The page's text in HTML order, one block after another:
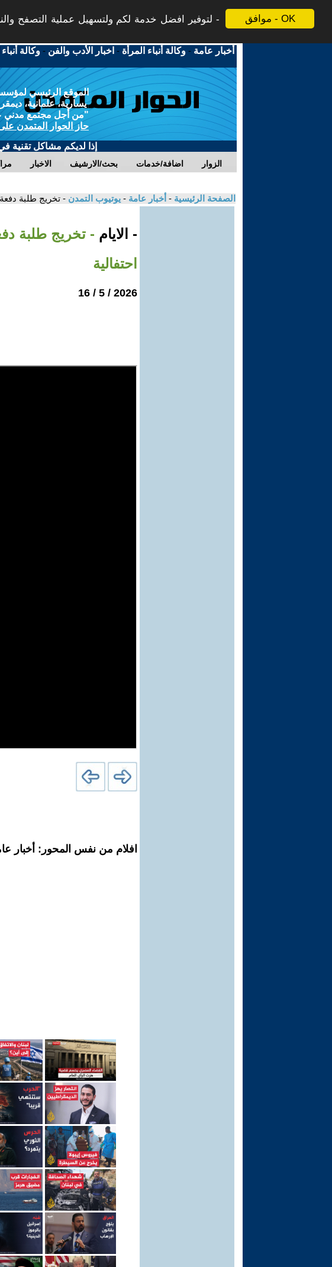
موافق - OK
لتوفير افضل خدمة لكم ولتسهيل عملية التصفح
أخبار عامة -وكالة أنباء المرأة - اخبار الأدب والفن -وكالة
الموقع الرئيسي
يسارية، علمانية،
"من أجل مجتمع مدني
حاز الحوار المتمدن
إذا لديكم مشاكل تقنية
الاخبار بحث/الارشيف اضافة/خدمات الزوار
الصفحة الرئيسية - أخبار عامة - يوتيوب التمدن - تخريج طلبة دفعة 2026 في مدرسة بيكن الخاصة وسط أجواء احتفالية
- الايام
احتفالية
2026 / 5 / 16
افلام من نفس المحور: أخبار